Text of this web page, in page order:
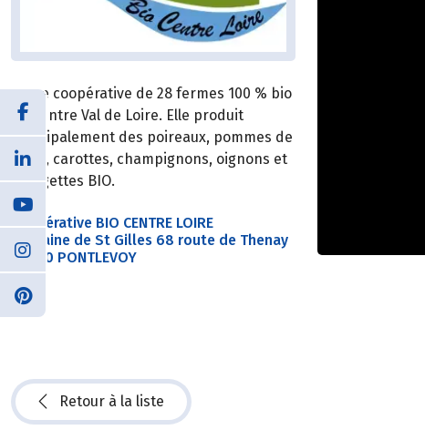
Jeune coopérative de 28 fermes 100 % bio
du Centre Val de Loire. Elle produit
principalement des poireaux, pommes de
terre, carottes, champignons, oignons et
courgettes BIO.
Coopérative BIO CENTRE LOIRE
Domaine de St Gilles 68 route de Thenay
41400 PONTLEVOY
Retour à la liste